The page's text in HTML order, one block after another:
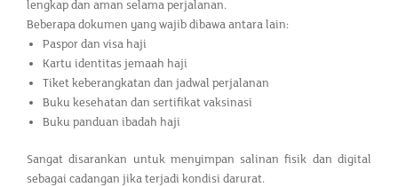
lengkap dan aman selama perjalanan.
Beberapa dokumen yang wajib dibawa antara lain:
Paspor dan visa haji
Kartu identitas jemaah haji
Tiket keberangkatan dan jadwal perjalanan
Buku kesehatan dan sertifikat vaksinasi
Buku panduan ibadah haji
Sangat disarankan untuk menyimpan salinan fisik dan digital
sebagai cadangan jika terjadi kondisi darurat.